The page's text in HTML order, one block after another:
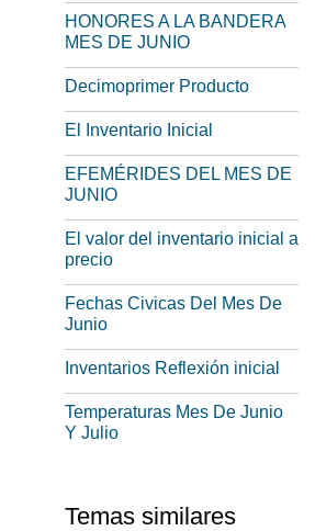
HONORES A LA BANDERA
MES DE JUNIO
Decimoprimer Producto
El Inventario Inicial
EFEMÉRIDES DEL MES DE
JUNIO
El valor del inventario inicial a
precio
Fechas Civicas Del Mes De
Junio
Inventarios Reflexión inicial
Temperaturas Mes De Junio
Y Julio
Temas similares